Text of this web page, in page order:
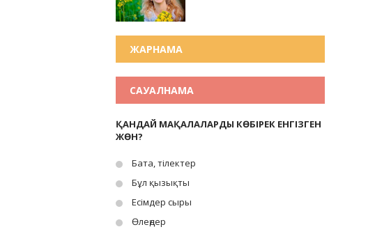
ЖАРНАМА
САУАЛНАМА
ҚАНДАЙ МАҚАЛАЛАРДЫ КӨБІРЕК ЕНГІЗГЕН
ЖӨН?
Бата, тілектер
Бұл қызықты
Есімдер сыры
Өлеңдер